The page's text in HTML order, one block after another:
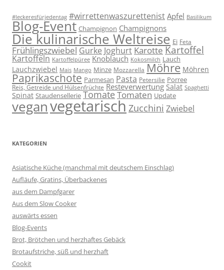
#leckeresfürjedentag #wirrettenwaszurettenist Apfel Basilikum
Blog-Event Champignon Champignons
Die kulinarische Weltreise Ei Feta
Frühlingszwiebel Gurke Joghurt Karotte Kartoffel
Kartoffeln Kartoffelpüree Knoblauch Kokosmilch Lauch
Lauchzwiebel Mais Mango Minze Mozzarella Möhre Möhren
Paprikaschote Parmesan Pasta Petersilie Porree
Reis, Getreide und Hülsenfrüchte Resteverwertung Salat Spaghetti
Spinat Staudensellerie TomateTomaten Update
veganvegetarischZucchini Zwiebel
KATEGORIEN
Asiatische Küche (manchmal mit deutschem Einschlag)
Aufläufe, Gratins, Überbackenes
aus dem Dampfgarer
Aus dem Slow Cooker
auswärts essen
Blog-Events
Brot, Brötchen und herzhaftes Gebäck
Brotaufstriche, süß und herzhaft
Cookit